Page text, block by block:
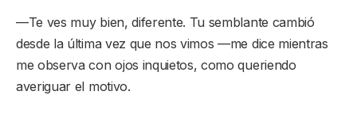
—Te ves muy bien, diferente. Tu semblante cambió
desde la última vez que nos vimos —me dice mientras
me observa con ojos inquietos, como queriendo
averiguar el motivo.